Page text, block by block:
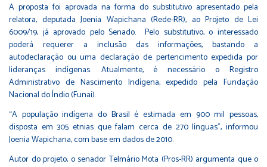
A proposta foi aprovada na forma do substitutivo apresentado pela
relatora, deputadaJoenia Wapichana (Rede-RR), ao Projeto de Lei
6009/19, já aprovado pelo Senado. Pelo substitutivo, o interessado
poderá requerer a inclusão das informações, bastando a
autodeclaração ou uma declaração de pertencimento expedida por
lideranças indígenas. Atualmente, é necessário o Registro
Administrativo de Nascimento Indígena, expedido pela Fundação
Nacional do Índio (Funai).
“A população indígena do Brasil é estimada em 900 mil pessoas,
disposta em 305 etnias que falam cerca de 270 línguas”, informou
Joenia Wapichana, com base em dados de 2010.
Autor do projeto, o senador Telmário Mota (Pros-RR) argumenta que o